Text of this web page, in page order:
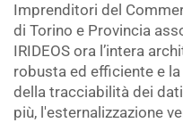
Imprenditori del
di Torino e Provincia
IRIDEOS ora l’intera
robusta ed efficiente e
della tracciabilità dei
più, l'esternalizzazione